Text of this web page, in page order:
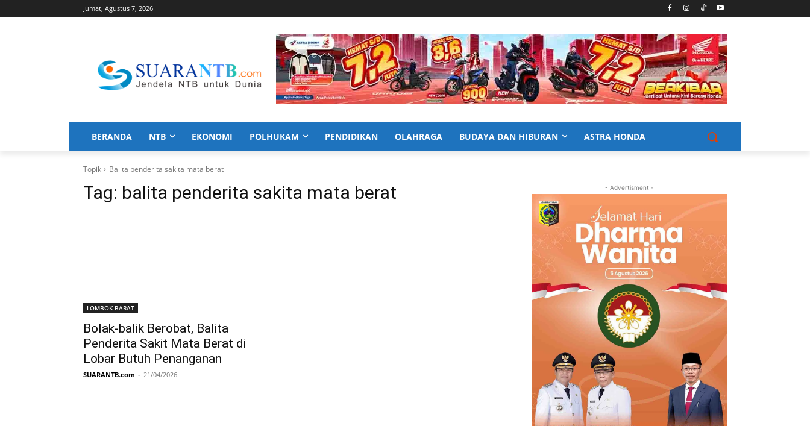
Jumat, Agustus 7, 2026
BERANDA NTB EKONOMI POLHUKAM PENDIDIKAN OLAHRAGA BUDAYA DAN HIBURAN ASTRA HONDA
Topik Balita penderita sakita mata berat
Tag: balita penderita sakita mata berat
LOMBOK BARAT
Bolak-balik Berobat, Balita
Penderita Sakit Mata Berat di
Lobar Butuh Penanganan
SUARANTB.com - 21/04/2026
- Advertisment -